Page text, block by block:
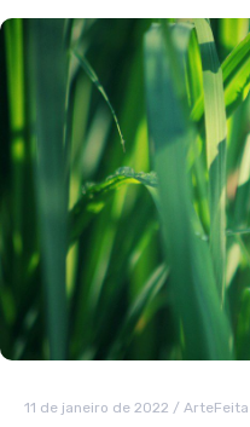
11 de janeiro de 2022 / ArteFeita